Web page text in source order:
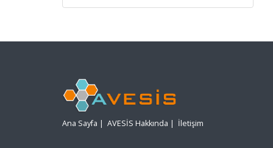
Ana Sayfa | AVESİS Hakkında | İletişim